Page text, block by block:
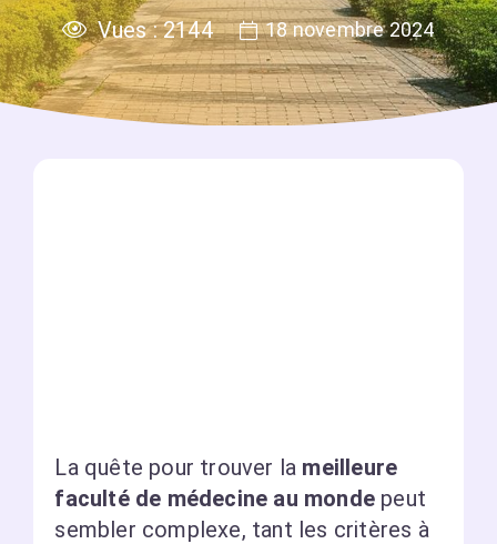
Vues :2144 18 novembre 2024
La quête pour trouver la meilleure
faculté de médecine au monde peut
sembler complexe, tant les critères à